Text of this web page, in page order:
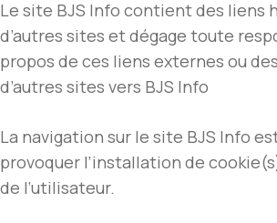
Le site BJS Info contient des liens
d’autres sites et dégage toute
propos de ces liens externes ou
d’autres sites vers BJS Info
La navigation sur le site BJS Info
provoquer l’installation de
de l’utilisateur.